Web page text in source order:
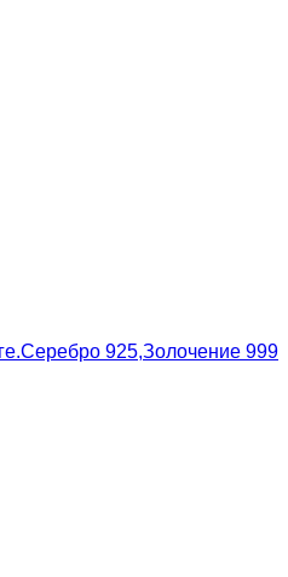
925,Золочение 999